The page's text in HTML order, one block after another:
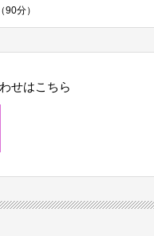
分）
せはこちら